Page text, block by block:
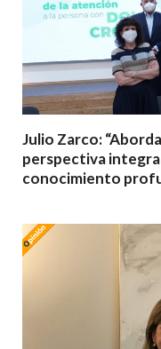
Julio Zarco:
perspectiva
conocimiento